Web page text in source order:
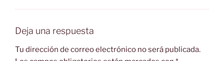
Deja una respuesta
Tu dirección de correo electrónico no será publicada.